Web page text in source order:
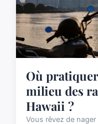
Où
milieu des
Hawaii ?
Vous rêvez de